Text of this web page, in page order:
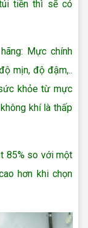
tiền thì sẽ có
Mực chính
mịn, độ đậm,..
khỏe từ mực
khí là thấp
85% so với một
hơn khi chọn